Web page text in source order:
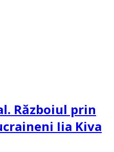
Războiul prin
Iia Kiva